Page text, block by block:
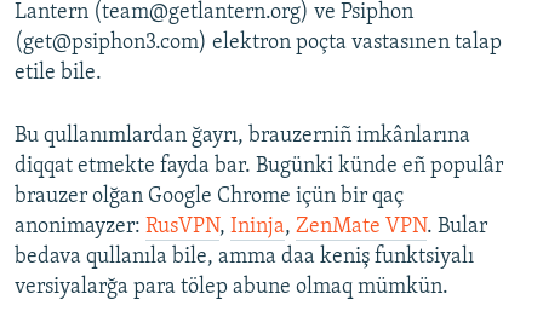
Lantern (team@getlantern.org) ve Psiphon
(get@psiphon3.com) elektron poçta vastasınen talap
etile bile.
Bu qullanımlardan ğayrı, brauzerniñ imkânlarına
diqqat etmekte fayda bar. Bugünki künde eñ populâr
brauzer olğan Google Chrome içün bir qaç
anonimayzer: RusVPN, Ininja, ZenMate VPN. Bular
bedava qullanıla bile, amma daa keniş funktsiyalı
versiyalarğa para tölep abune olmaq mümkün.